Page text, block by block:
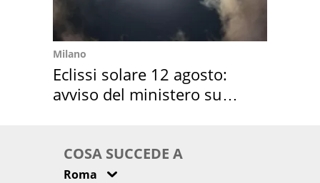
Milano
Eclissi solare 12 agosto:
avviso del ministero su